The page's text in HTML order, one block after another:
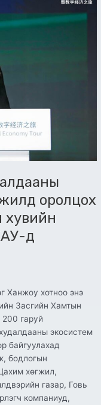
оролцох
хувийн
д
Ханжоу хотноо энэ
Засгийн Хамтын
гаруй
экосистем
байгуулахад
бодлогын
хөгжил,
газар, Говь
компаниуд,